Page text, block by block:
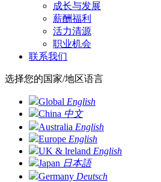
成长与发展
薪酬福利
活力清源
职业机会
联系我们
选择您的国家/地区语言
Global English
China 中文
Australia English
Europe English
UK & lreland English
Japan 日本語
Germany Deutsch